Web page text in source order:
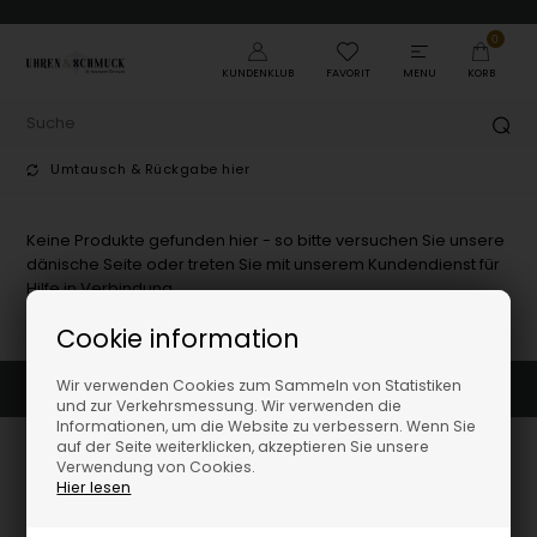
Cookie information
Wir verwenden Cookies zum Sammeln von Statistiken
und zur Verkehrsmessung. Wir verwenden die
Informationen, um die Website zu verbessern. Wenn Sie
auf der Seite weiterklicken, akzeptieren Sie unsere
Verwendung von Cookies.
Hier lesen
KUNDENKLUB FAVORIT MENU
0
KORB
Umtausch & Rückgabe hier
Keine Produkte gefunden hier - so bitte versuchen Sie unsere
dänische Seite oder treten Sie mit unserem Kundendienst für
Hilfe in Verbindung.
Umtausch & Rückgabe hier